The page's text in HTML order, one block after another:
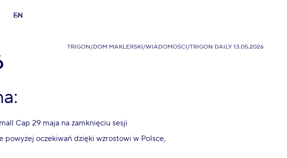
EN
TRIGON/DOM MAKLERSKI/WIADOMOŚCI/TRIGON DAILY 13.05.2026
Cap 29 maja na zamknięciu sesji
powyżej oczekiwań dzięki wzrostowi w Polsce,